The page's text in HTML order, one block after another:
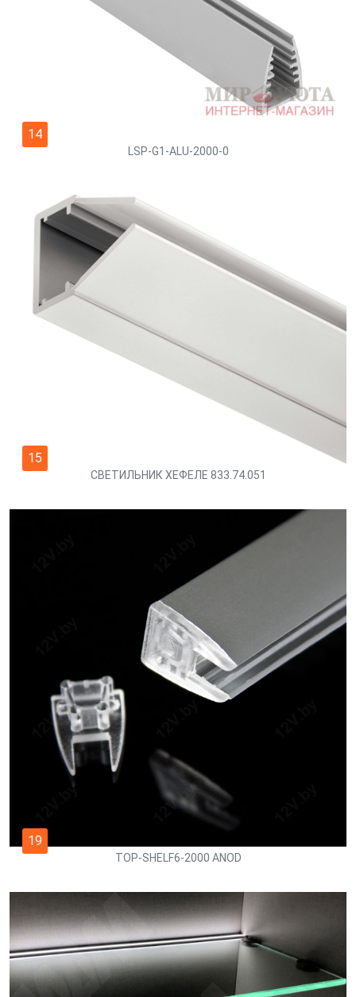
14
LSP-G1-ALU-2000-0
15
СВЕТИЛЬНИК ХЕФЕЛЕ 833.74.051
19
TOP-SHELF6-2000 ANOD